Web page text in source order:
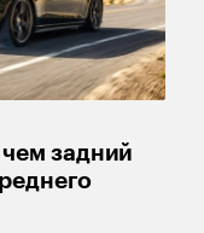
чем задний